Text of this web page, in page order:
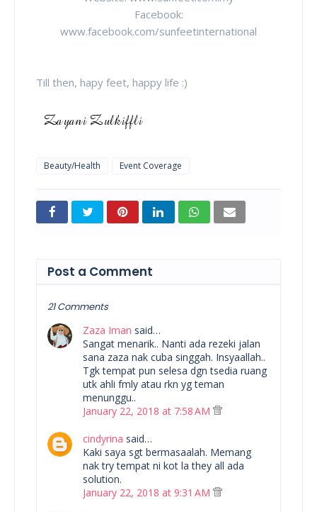
Facebook:
www.facebook.com/sunfeetinternational
Till then, hapy feet, happy life :)
Beauty/Health Event Coverage
Post a Comment
21 Comments
Zaza Iman said…
Sangat menarik.. Nanti ada rezeki jalan
sana zaza nak cuba singgah. Insyaallah..
Tgk tempat pun selesa dgn tsedia ruang
utk ahli fmly atau rkn yg teman
menunggu..
January 22, 2018 at 7:58 AM
cindyrina said…
Kaki saya sgt bermasaalah. Memang
nak try tempat ni kot la they all ada
solution.
January 22, 2018 at 9:31 AM